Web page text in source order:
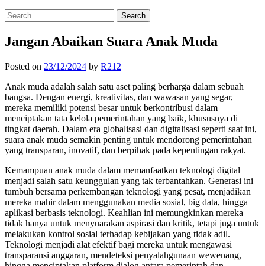
Search
for:
Jangan Abaikan Suara Anak Muda
Posted on 23/12/2024 by R212
Anak muda adalah salah satu aset paling berharga dalam sebuah
bangsa. Dengan energi, kreativitas, dan wawasan yang segar,
mereka memiliki potensi besar untuk berkontribusi dalam
menciptakan tata kelola pemerintahan yang baik, khususnya di
tingkat daerah. Dalam era globalisasi dan digitalisasi seperti saat ini,
suara anak muda semakin penting untuk mendorong pemerintahan
yang transparan, inovatif, dan berpihak pada kepentingan rakyat.
Kemampuan anak muda dalam memanfaatkan teknologi digital
menjadi salah satu keunggulan yang tak terbantahkan. Generasi ini
tumbuh bersama perkembangan teknologi yang pesat, menjadikan
mereka mahir dalam menggunakan media sosial, big data, hingga
aplikasi berbasis teknologi. Keahlian ini memungkinkan mereka
tidak hanya untuk menyuarakan aspirasi dan kritik, tetapi juga untuk
melakukan kontrol sosial terhadap kebijakan yang tidak adil.
Teknologi menjadi alat efektif bagi mereka untuk mengawasi
transparansi anggaran, mendeteksi penyalahgunaan wewenang,